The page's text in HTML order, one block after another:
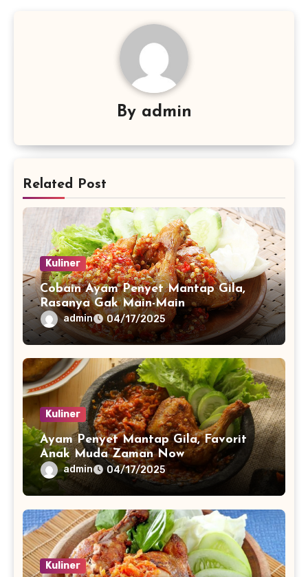
By admin
Related Post
Kuliner
Cobain Ayam Penyet Mantap Gila,
Rasanya Gak Main-Main
admin 04/17/2025
Kuliner
Ayam Penyet Mantap Gila, Favorit
Anak Muda Zaman Now
admin 04/17/2025
Kuliner